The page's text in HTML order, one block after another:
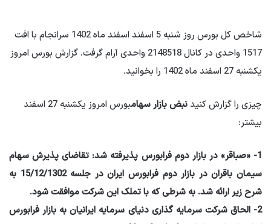
شاخص کل بورس روز شنبه 5 اسفند اسفند ماه 1402 سرانجام با افت
1517 واحدی در کانال 2148518 واحدی آرام گرفت. گزارش بورس امروز
یکشنبه 27 اسفند ماه 1402 را بخوانید.
چیزی را گزارش کنیدنبض بازار سهام
بورس امروز یکشنبه 27 اسفند
بیشتر:
1- «صباقر» در بازار دوم فرابورس پذیرفته شد: تقاضای پذیرش سهام
سیمان باقران در بازار دوم فرابورس ایران در جلسه 15/12/1302 به
شرح زیر ارائه شد. به شرطی که با تملک این شرکت موافقت شود.
2- الحاق شرکت سرمایه گذاری دنیای سرمایه ایرانیان به بازار فرابورس